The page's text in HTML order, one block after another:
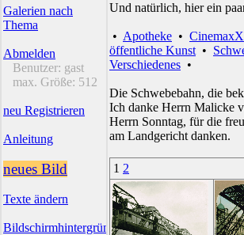
Galerien nach
Thema
Abmelden
Benutzer: gast
max. Größe: 512
neu Registrieren
Anleitung
neues Bild
Texte ändern
Bildschirmhintergründe
Und natürlich, hier ein
• Apotheke • CinemaxX
öffentliche Kunst •
Verschiedenes •
Die Schwebebahn, die
Ich danke Herrn Malicke
Herrn Sonntag, für die
am Landgericht danken.
1 2